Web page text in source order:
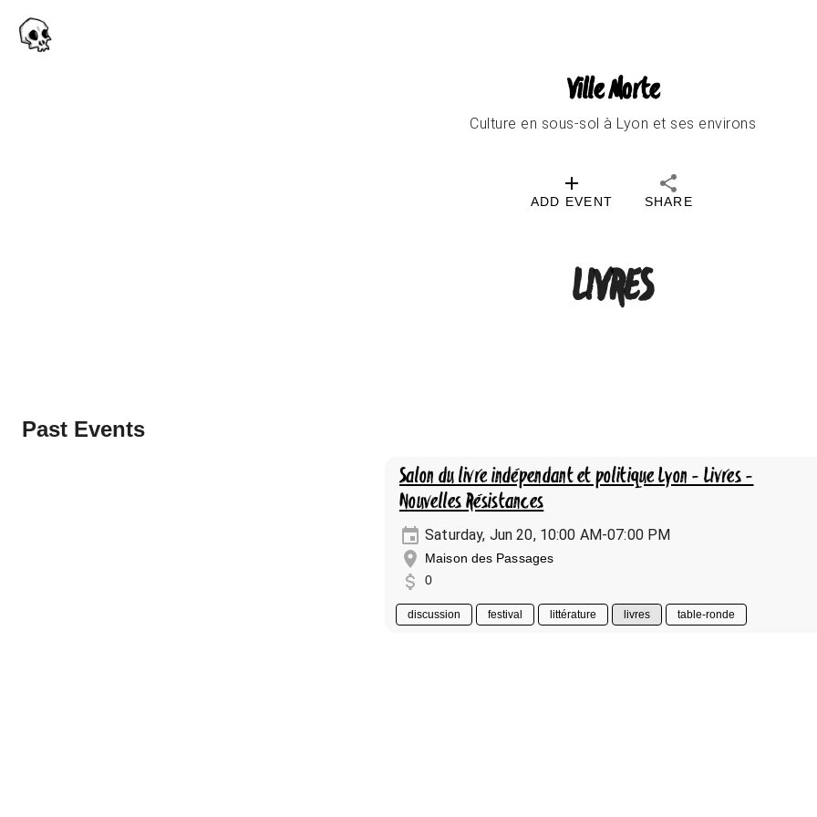
Ville Morte
Culture en sous-sol à Lyon et ses environs
ADD EVENT SHARE
LIVRES
Past Events
Salon du livre indépendant et politique Lyon - Livres -
Nouvelles Résistances
Saturday, Jun 20, 10:00 AM-07:00 PM
Maison des Passages
0
discussion festival littérature livres table-ronde